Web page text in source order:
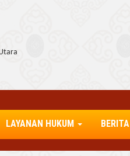
LAYANAN HUKUM BERITA